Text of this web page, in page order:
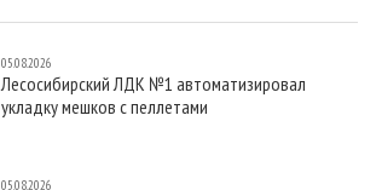
05.08.2026
Лесосибирский ЛДК №1 автоматизировал
укладку мешков с пеллетами
05.08.2026